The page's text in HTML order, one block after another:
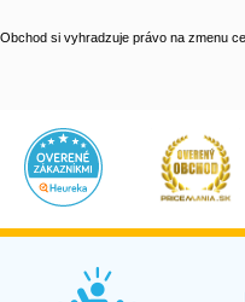
Obchod si vyhradzuje právo na zmenu